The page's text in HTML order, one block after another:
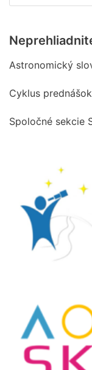
Astronomický
Cyklus prednášok
Spoločné sekcie